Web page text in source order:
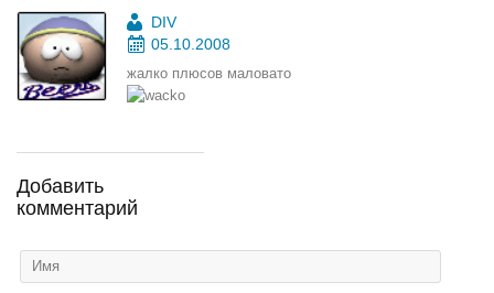
DIV
05.10.2008
жалко плюсов маловато
Добавить
комментарий